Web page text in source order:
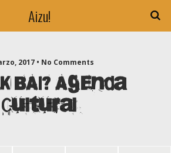
Aizu!
2017 • No Comments
BAI? Agenda
Cultural